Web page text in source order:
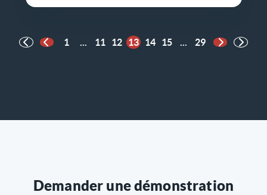
Page précédente
1 ... 11 12 13 14 15 ... 29
Page
Demander une démonstration